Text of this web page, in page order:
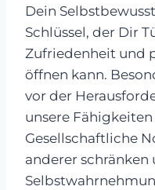
Dein
Schlüssel, der Dir
Zufriedenheit und
öffnen kann.
vor der
unsere Fähigkeiten
Gesellschaftliche
anderer schränken